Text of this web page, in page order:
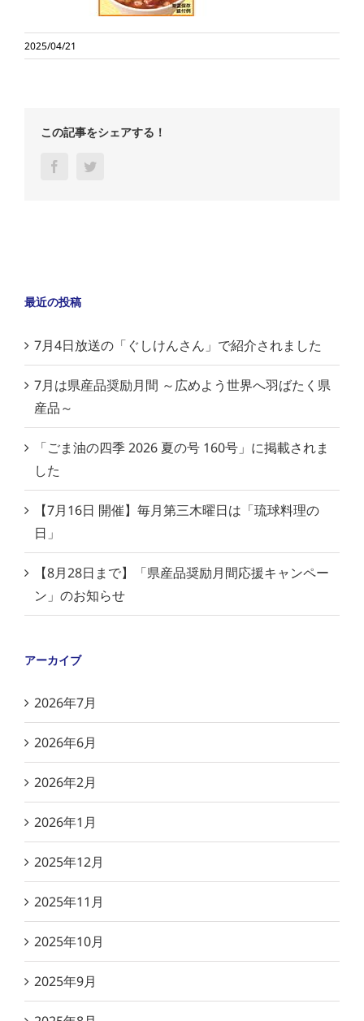
2025/04/21
この記事をシェアする！
Facebook
最近の投稿
7月4日放送の「ぐしけんさん」で紹介されました
7月は県産品奨励月間 ～広めよう世界へ羽ばたく県
産品～
「ごま油の四季 2026 夏の号 160号」に掲載されま
した
【7月16日 開催】毎月第三木曜日は「琉球料理の
日」
【8月28日まで】「県産品奨励月間応援キャンペー
ン」のお知らせ
アーカイブ
2026年7月
2026年6月
2026年2月
2026年1月
2025年12月
2025年11月
2025年10月
2025年9月